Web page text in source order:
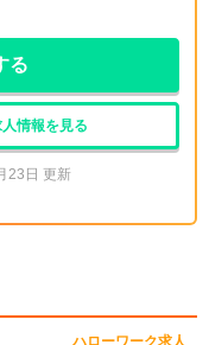
る
情報を見る
23日 更新